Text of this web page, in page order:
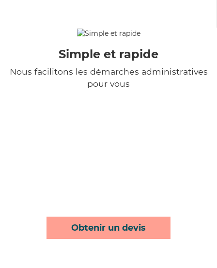
Simple et rapide
Nous facilitons les démarches administratives
pour vous
Obtenir un devis